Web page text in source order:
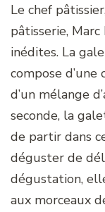
Le chef
pâtisserie,
inédites. La
compose d’une
d’un mélange
seconde, la
de partir dans
déguster de
dégustation,
aux morceaux